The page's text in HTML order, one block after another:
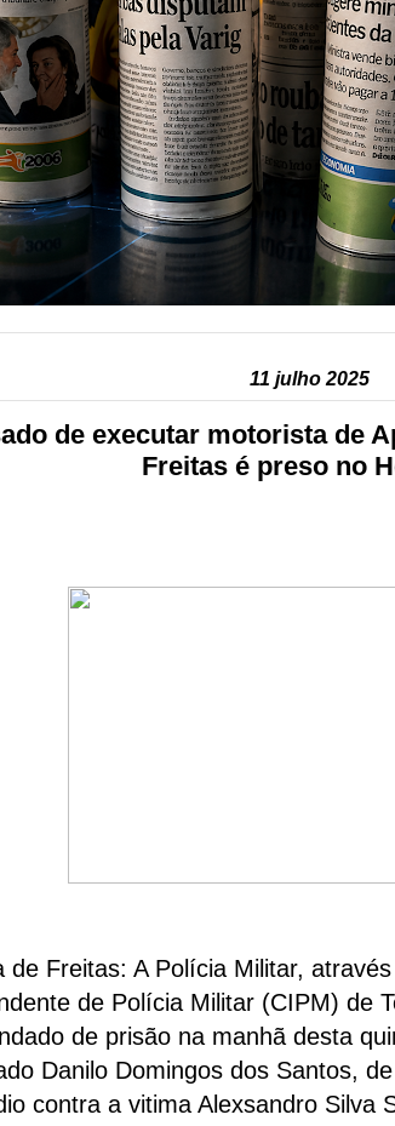
11 julho 2025
de executar motorista de
Freitas é preso no
de Freitas: A Polícia Militar,
de Polícia Militar (CIPM) de
de prisão na manhã desta
Danilo Domingos dos Santos,
contra a vitima Alexsandro Silva